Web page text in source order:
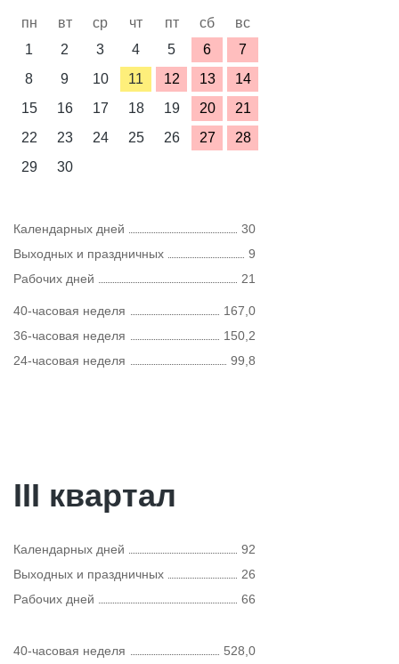
пн вт ср чт пт сб
вс
1
2 3 4 5 6
7
8
9 10 11 12 13
14
15
16 17 18 19 20
21
22
23 24 25 26 27
28
29
30
Календарных дней
30
Выходных и праздничных
9
Рабочих дней
21
40-часовая неделя
167,0
36-часовая неделя
150,2
24-часовая неделя
99,8
III квартал
Календарных дней
92
Выходных и праздничных
26
Рабочих дней
66
40-часовая неделя 528,0